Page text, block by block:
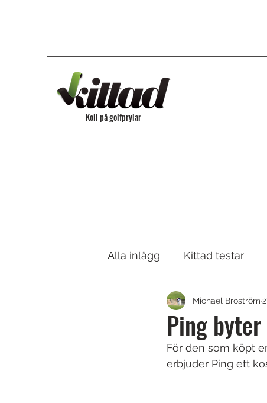
Koll på golfprylar
Alla inlägg Kittad testar
Golfskor Putters
Fairway, Hybrider & Utility
Ping
Michael Broström
För den som köpt
erbjuder Ping ett